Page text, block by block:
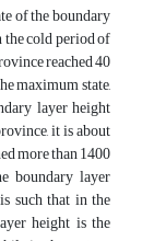
of the boundary
cold period of
reached 40
maximum state,
layer height
it is about
more than 1400
boundary layer
such that in the
height is the